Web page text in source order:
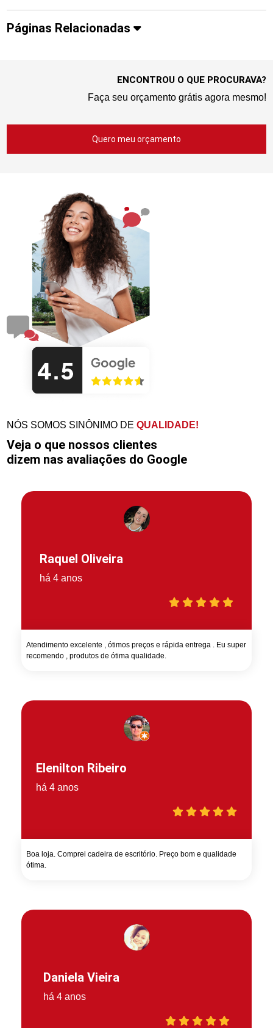
Páginas Relacionadas
ENCONTROU O QUE PROCURAVA?
Faça seu orçamento grátis agora mesmo!
Quero meu orçamento
NÓS SOMOS SINÔNIMO DEQUALIDADE!
Veja o que nossos clientes
dizem nas avaliações do Google
Raquel Oliveira
há 4 anos
Atendimento excelente , ótimos preços e rápida entrega . Eu super
recomendo , produtos de ótima qualidade.
Elenilton Ribeiro
há 4 anos
Boa loja. Comprei cadeira de escritório. Preço bom e qualidade
ótima.
Daniela Vieira
há 4 anos